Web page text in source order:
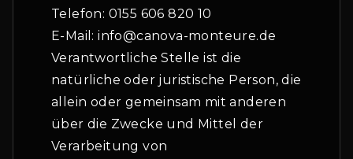
Telefon: 0155 606 820 10
E-Mail: info@canova-monteure.de
Verantwortliche Stelle ist die
natürliche oder juristische Person, die
allein oder gemeinsam mit anderen
über die Zwecke und Mittel der
Verarbeitung von